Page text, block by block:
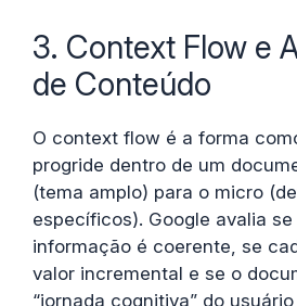
3. Context Flow e
de Conteúdo
O context flow é a forma
progride dentro de um
(tema amplo) para o micro
específicos). Google avalia
informação é coerente, se
valor incremental e se o
“jornada cognitiva” do